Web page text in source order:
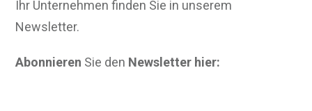
Ihr Unternehmen finden Sie in unserem
Newsletter.
Abonnieren Sie den Newsletter hier: